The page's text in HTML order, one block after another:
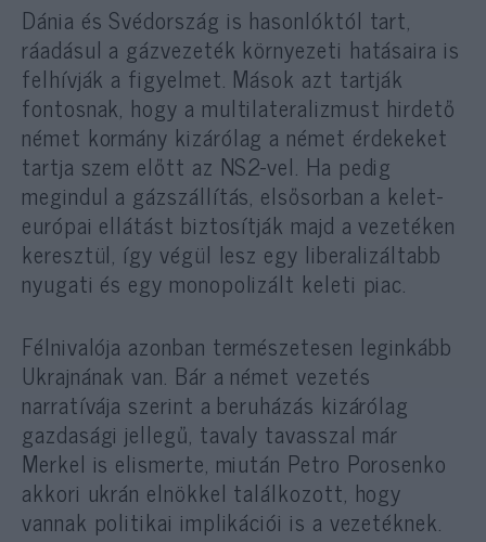
Dánia és Svédország is hasonlóktól tart,
ráadásul a gázvezeték környezeti hatásaira is
felhívják a figyelmet. Mások azt tartják
fontosnak, hogy a multilateralizmust hirdető
német kormány kizárólag a német érdekeket
tartja szem előtt az NS2-vel. Ha pedig
megindul a gázszállítás, elsősorban a kelet-
európai ellátást biztosítják majd a vezetéken
keresztül, így végül lesz egy liberalizáltabb
nyugati és egy monopolizált keleti piac.
Félnivalója azonban természetesen leginkább
Ukrajnának van. Bár a német vezetés
narratívája szerint a beruházás kizárólag
gazdasági jellegű, tavaly tavasszal már
Merkel is elismerte, miután Petro Porosenko
akkori ukrán elnökkel találkozott, hogy
vannak politikai implikációi is a vezetéknek.